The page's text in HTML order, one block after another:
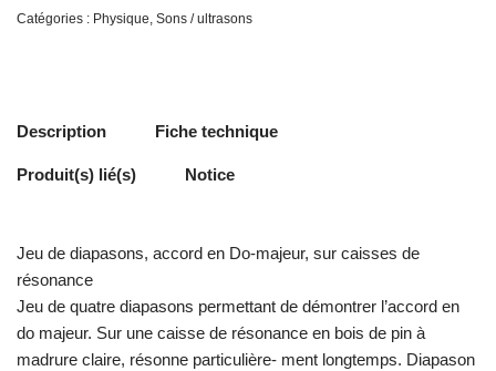
Catégories : Physique, Sons / ultrasons
Description Fiche technique
Produit(s) lié(s) Notice
Jeu de diapasons, accord en Do-majeur, sur caisses de
résonance
Jeu de quatre diapasons permettant de démontrer l’accord en
do majeur. Sur une caisse de résonance en bois de pin à
madrure claire, résonne particulière- ment longtemps. Diapason